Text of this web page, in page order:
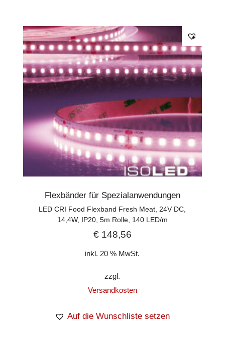
Flexbänder für Spezialanwendungen
LED CRI Food Flexband Fresh Meat, 24V DC,
14,4W, IP20, 5m Rolle, 140 LED/m
€148,56
inkl. 20 % MwSt.
zzgl.
Versandkosten
Auf die Wunschliste setzen